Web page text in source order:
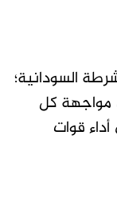
السودانية؛
مواجهة كل
قوات